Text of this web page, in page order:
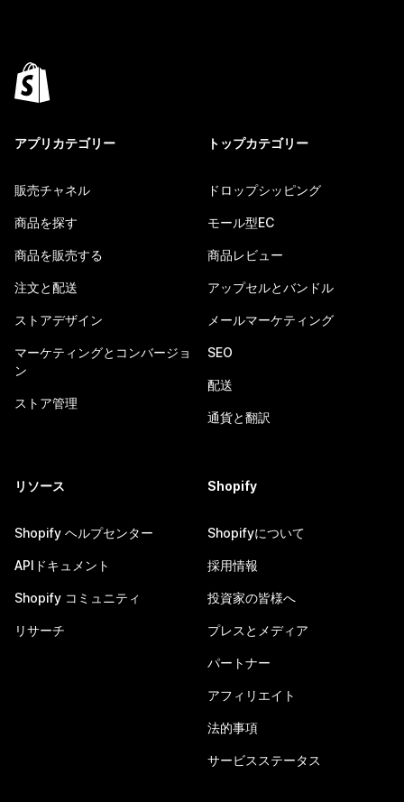
アプリカテゴリー
販売チャネル
商品を探す
商品を販売する
注文と配送
ストアデザイン
マーケティングとコンバージョ
ン
ストア管理
トップカテゴリー
ドロップシッピング
モール型EC
商品レビュー
アップセルとバンドル
メールマーケティング
SEO
配送
通貨と翻訳
リソース
Shopify ヘルプセンター
APIドキュメント
Shopify コミュニティ
リサーチ
Shopify
Shopifyについて
採用情報
投資家の皆様へ
プレスとメディア
パートナー
アフィリエイト
法的事項
サービスステータス